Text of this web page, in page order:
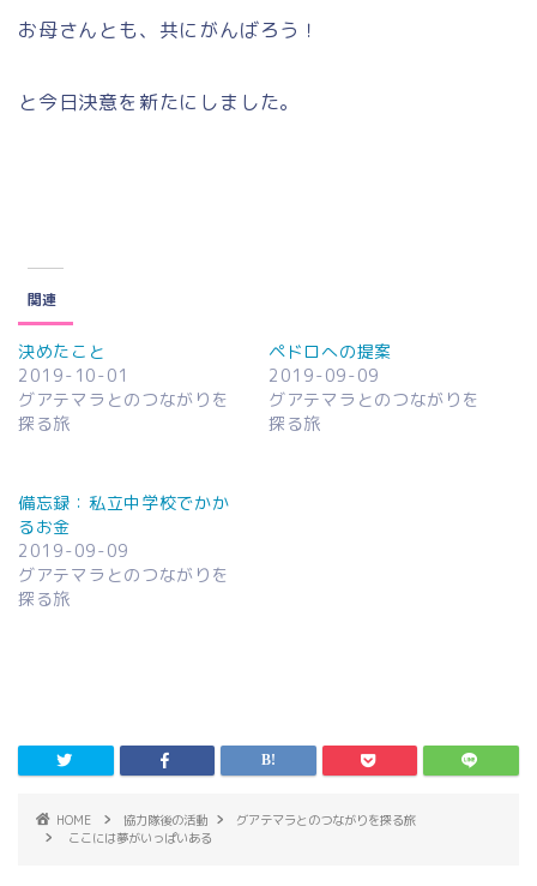
お母さんとも、共にがんばろう！
と今日決意を新たにしました。
関連
決めたこと
2019-10-01
グアテマラとのつながりを
探る旅
ペドロへの提案
2019-09-09
グアテマラとのつながりを
探る旅
備忘録：私立中学校でかか
るお金
2019-09-09
グアテマラとのつながりを
探る旅
HOME 協力隊後の活動
グアテマラとのつながりを探る旅
ここには夢がいっぱいある